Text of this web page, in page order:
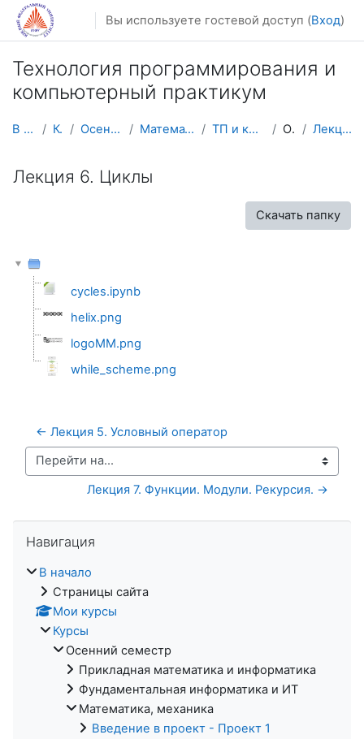
Перейти к основному содержанию
Вы используете гостевой доступ (Вход)
Технология программирования и
компьютерный практикум
В начало Курсы Осенний семестр Математика, механика ТП и комп. практикум Общее Лекция 6. Циклы
Лекция 6. Циклы
Скачать папку
cycles.ipynb
helix.png
logoMM.png
while_scheme.png
← Лекция 5. Условный оператор
Перейти на...
Лекция 7. Функции. Модули. Рекурсия. →
Навигация
В начало
Страницы сайта
Мои курсы
Курсы
Осенний семестр
Прикладная математика и информатика
Фундаментальная информатика и ИТ
Математика, механика
Введение в проект - Проект 1